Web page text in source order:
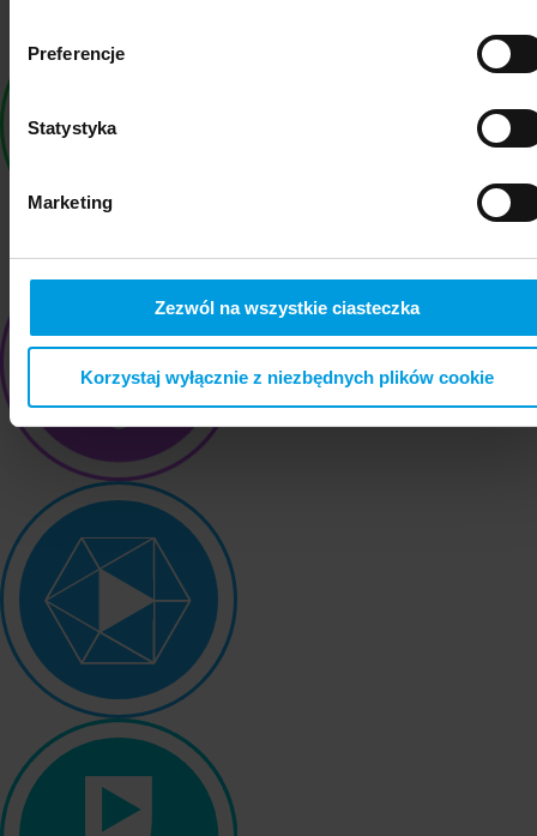
Preferencje
Statystyka
Marketing
Zezwól na wszystkie ciasteczka
Korzystaj wyłącznie z niezbędnych plików cookie